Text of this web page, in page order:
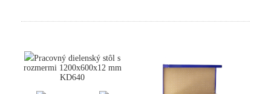
Pracovný dielenský stôl s
rozmermi 1200x600x12 mm
KD640